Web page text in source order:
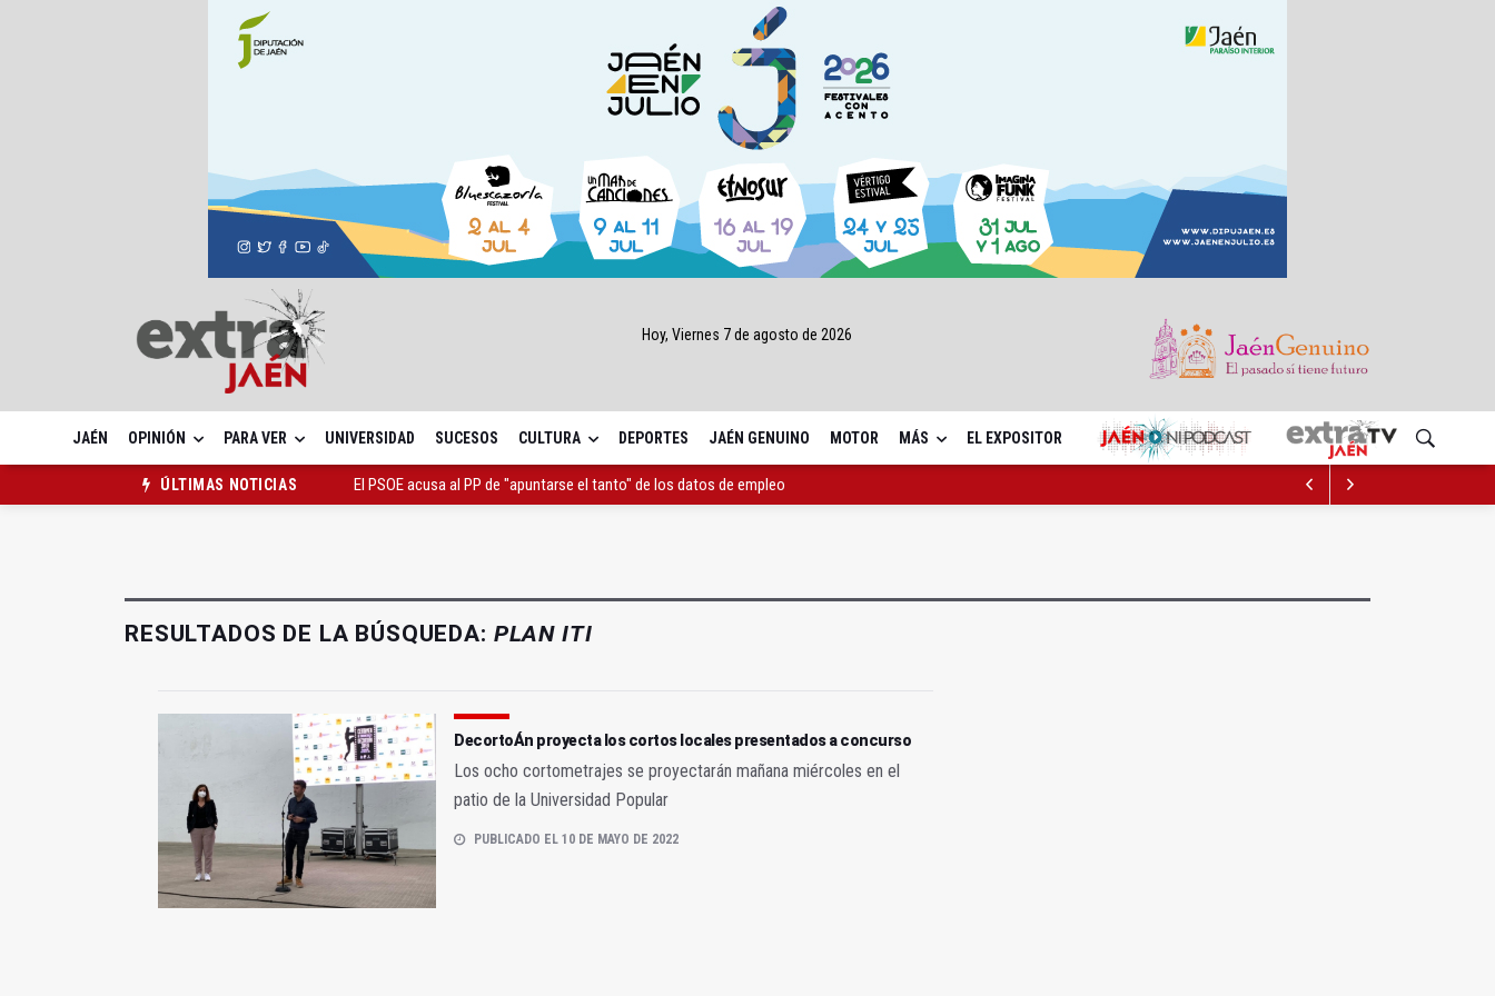
Hoy, Viernes 7 de agosto de 2026
JAÉN OPINIÓN PARA VER UNIVERSIDAD SUCESOS CULTURA DEPORTES JAÉN GENUINO MOTOR MÁS EL EXPOSITOR
ÚLTIMAS NOTICIAS
El Centro Andaluz de las Letras trae a Jaén al filósofo Omar Linares
RESULTADOS DE LA BÚSQUEDA: PLAN ITI
DecortoÁn proyecta los cortos locales presentados a concurso
Los ocho cortometrajes se proyectarán mañana miércoles en el
patio de la Universidad Popular
PUBLICADO EL 10 DE MAYO DE 2022